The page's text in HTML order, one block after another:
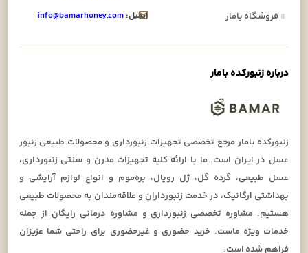
»فروشگاه بامار
ایمیل: info@bamarhoney.com
درباره زنبورکده بامار
زنبورکده بامار مرجع تخصصی تجهیزات زنبورداری و محصولات طبیعی زنبور
عسل در ایران است. ما با ارائه کلیه تجهیزات مدرن و سنتی زنبورداری،
عسل طبیعی، گرده گل، ژل رویال، بره‌موم و انواع لوازم آرایشی و
بهداشتی ارگانیک، در خدمت زنبورداران و علاقه‌مندان به محصولات طبیعی
هستیم. مشاوره تخصصی زنبورداری و مشاوره درمانی رایگان از جمله
خدمات ویژه ماست. خرید حضوری و غیرحضوری برای راحتی شما عزیزان
فراهم شده است.